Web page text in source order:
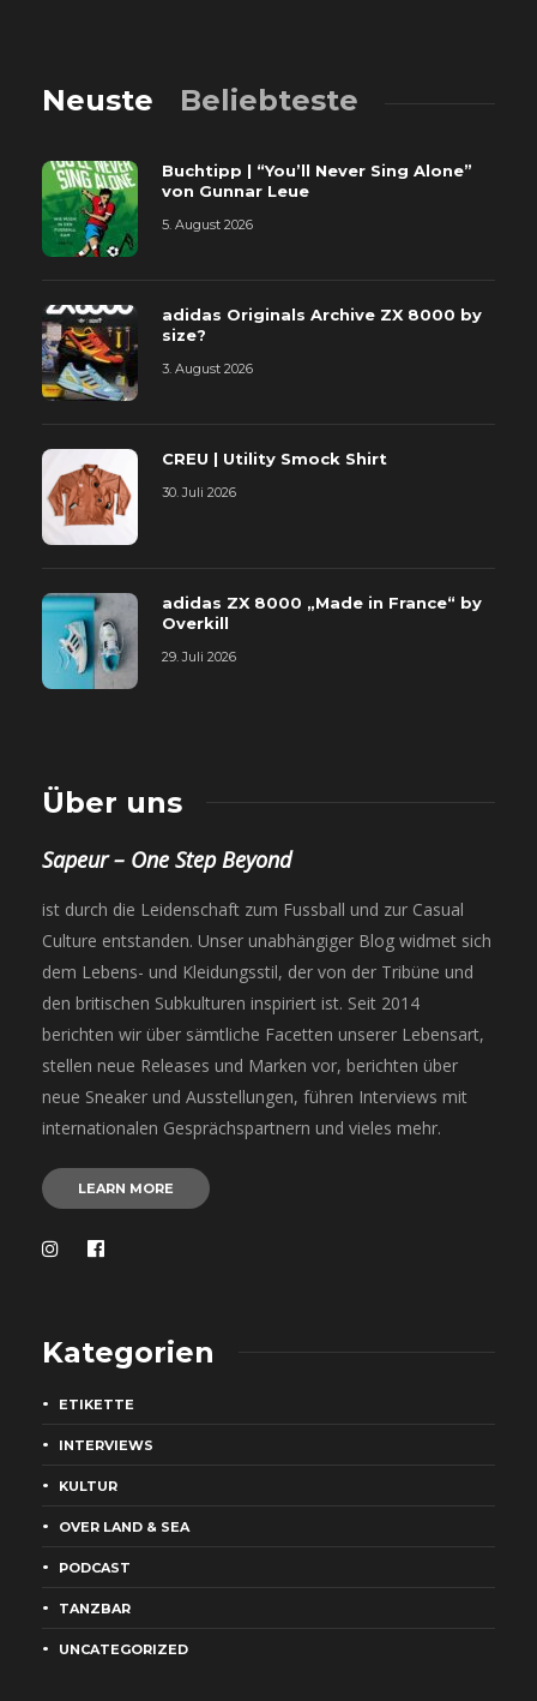
Neuste Beliebteste
Buchtipp | “You’ll Never Sing Alone”
von Gunnar Leue
5. August 2026
adidas Originals Archive ZX 8000 by
size?
3. August 2026
CREU | Utility Smock Shirt
30. Juli 2026
adidas ZX 8000 „Made in France“ by
Overkill
29. Juli 2026
Über uns
Sapeur – One Step Beyond
ist durch die Leidenschaft zum Fussball und zur Casual
Culture entstanden. Unser unabhängiger Blog widmet sich
dem Lebens- und Kleidungsstil, der von der Tribüne und
den britischen Subkulturen inspiriert ist. Seit 2014
berichten wir über sämtliche Facetten unserer Lebensart,
stellen neue Releases und Marken vor, berichten über
neue Sneaker und Ausstellungen, führen Interviews mit
internationalen Gesprächspartnern und vieles mehr.
LEARN MORE
Kategorien
ETIKETTE
INTERVIEWS
KULTUR
OVER LAND & SEA
PODCAST
TANZBAR
UNCATEGORIZED